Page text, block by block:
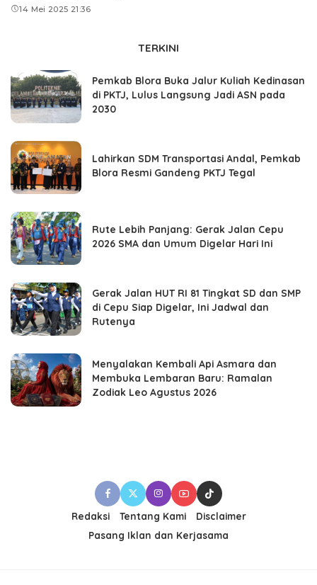
14 Mei 2025 21:36
TERKINI
Pemkab Blora Buka Jalur Kuliah Kedinasan
di PKTJ, Lulus Langsung Jadi ASN pada
2030
Lahirkan SDM Transportasi Andal, Pemkab
Blora Resmi Gandeng PKTJ Tegal
Rute Lebih Panjang: Gerak Jalan Cepu
2026 SMA dan Umum Digelar Hari Ini
Gerak Jalan HUT RI 81 Tingkat SD dan SMP
di Cepu Siap Digelar, Ini Jadwal dan
Rutenya
Menyalakan Kembali Api Asmara dan
Membuka Lembaran Baru: Ramalan
Zodiak Leo Agustus 2026
Redaksi Tentang Kami
Disclaimer
Pasang Iklan dan Kerjasama